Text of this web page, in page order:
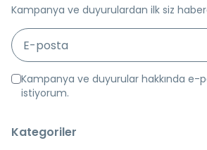
Kampanya ve duyurulardan ilk siz
Kampanya ve duyurular hakkında e-
istiyorum.
Kategoriler